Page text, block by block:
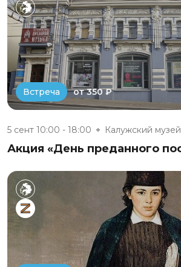
Встреча от 350 ₽
5 сент 10:00 - 18:00
Акция «День преданного